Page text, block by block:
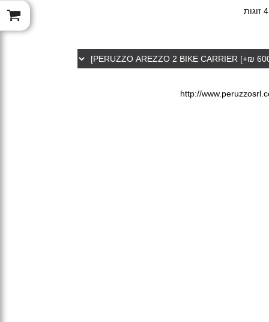
http://